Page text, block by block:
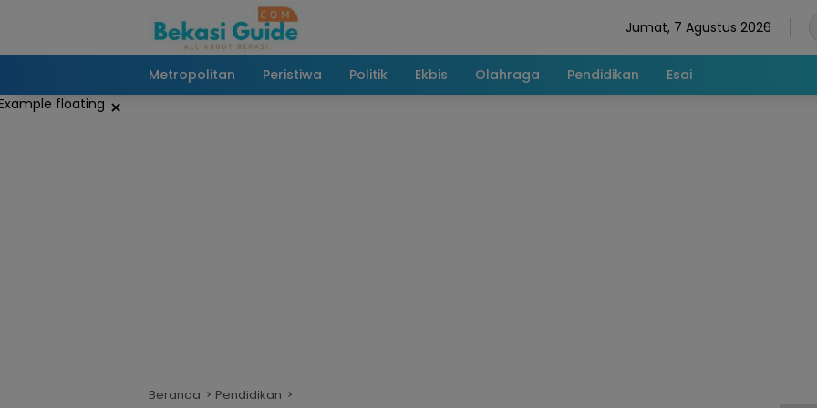
Jumat, 7 Agustus 2026
Metropolitan Peristiwa Politik Ekbis Olahraga Pendidikan Esai
×
Beranda Pendidikan